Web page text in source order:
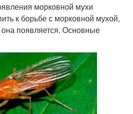
морковной мухи
к борьбе с морковной мухой,
появляется. Основные